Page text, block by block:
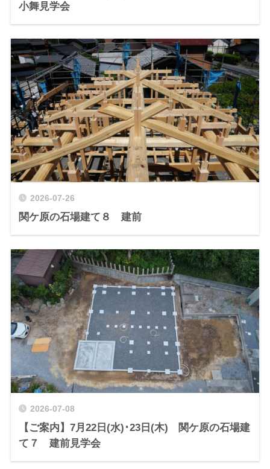
小舞見学会
2026-07-26
関ケ原の石場建て８ 建前
2026-07-08
【ご案内】7月22日(水)･23日(木) 関ケ原の石場建
て７ 建前見学会